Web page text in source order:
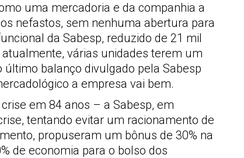
uma mercadoria e da companhia a
nefastos, sem nenhuma abertura para
da Sabesp, reduzido de 21 mil
várias unidades terem um
balanço divulgado pela Sabesp
a empresa vai bem.
em 84 anos – a Sabesp, em
tentando evitar um racionamento de
propuseram um bônus de 30% na
de economia para o bolso dos